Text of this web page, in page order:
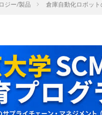
ジー/製品 倉庫自動化ロボッ